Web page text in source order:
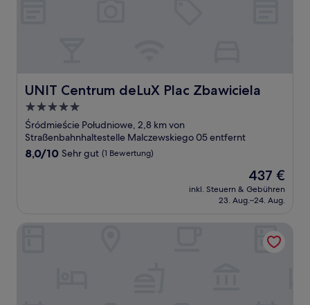
UNIT Centrum deLuX Plac Zbawiciela
UNIT Centrum deLuX Plac Zbawiciela
5.0-
Sterne-
Unterkunft
Śródmieście Południowe, 2,8 km von
Straßenbahnhaltestelle Malczewskiego 05 entfernt
8.0
Bewertung)
8,0/10 Sehr gut (1 Bewertung)
Der
Preis
beträgt
437 €
inkl. Steuern & Gebühren
23. Aug.–24. Aug.